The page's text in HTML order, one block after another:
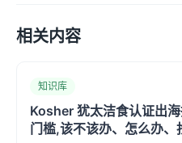
相关内容
知识库
Kosher 犹太洁食认证出
门槛,该不该办、怎么办、